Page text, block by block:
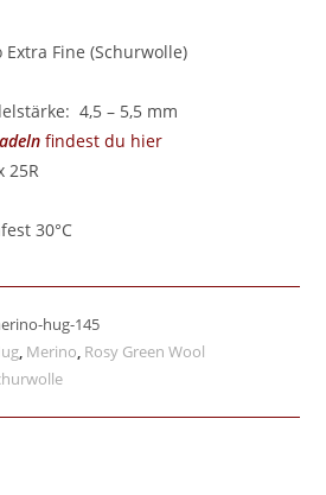
Fine (Schurwolle)
4,5 – 5,5 mm
findest du hier
25R
30°C
hug-145
, Merino, Rosy Green Wool